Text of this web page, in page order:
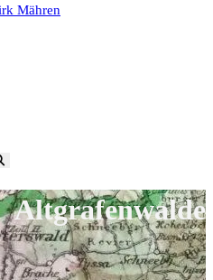
Mähren
Altgrafenwalde